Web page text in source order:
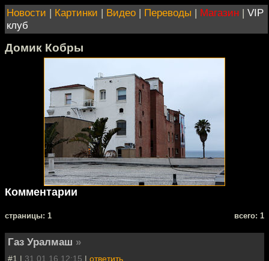
Новости | Картинки | Видео | Переводы | Магазин | VIP
клуб
Домик Кобры
Комментарии
cтраницы: 1 всего: 1
Газ Уралмаш »
#1 | 31.01.16 12:15 | ответить